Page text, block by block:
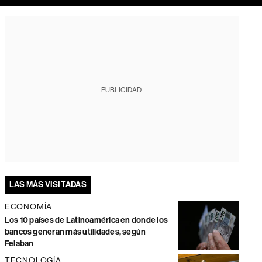
PUBLICIDAD
LAS MÁS VISITADAS
ECONOMÍA
Los 10 países de Latinoamérica en donde los
bancos generan más utilidades, según
Felaban